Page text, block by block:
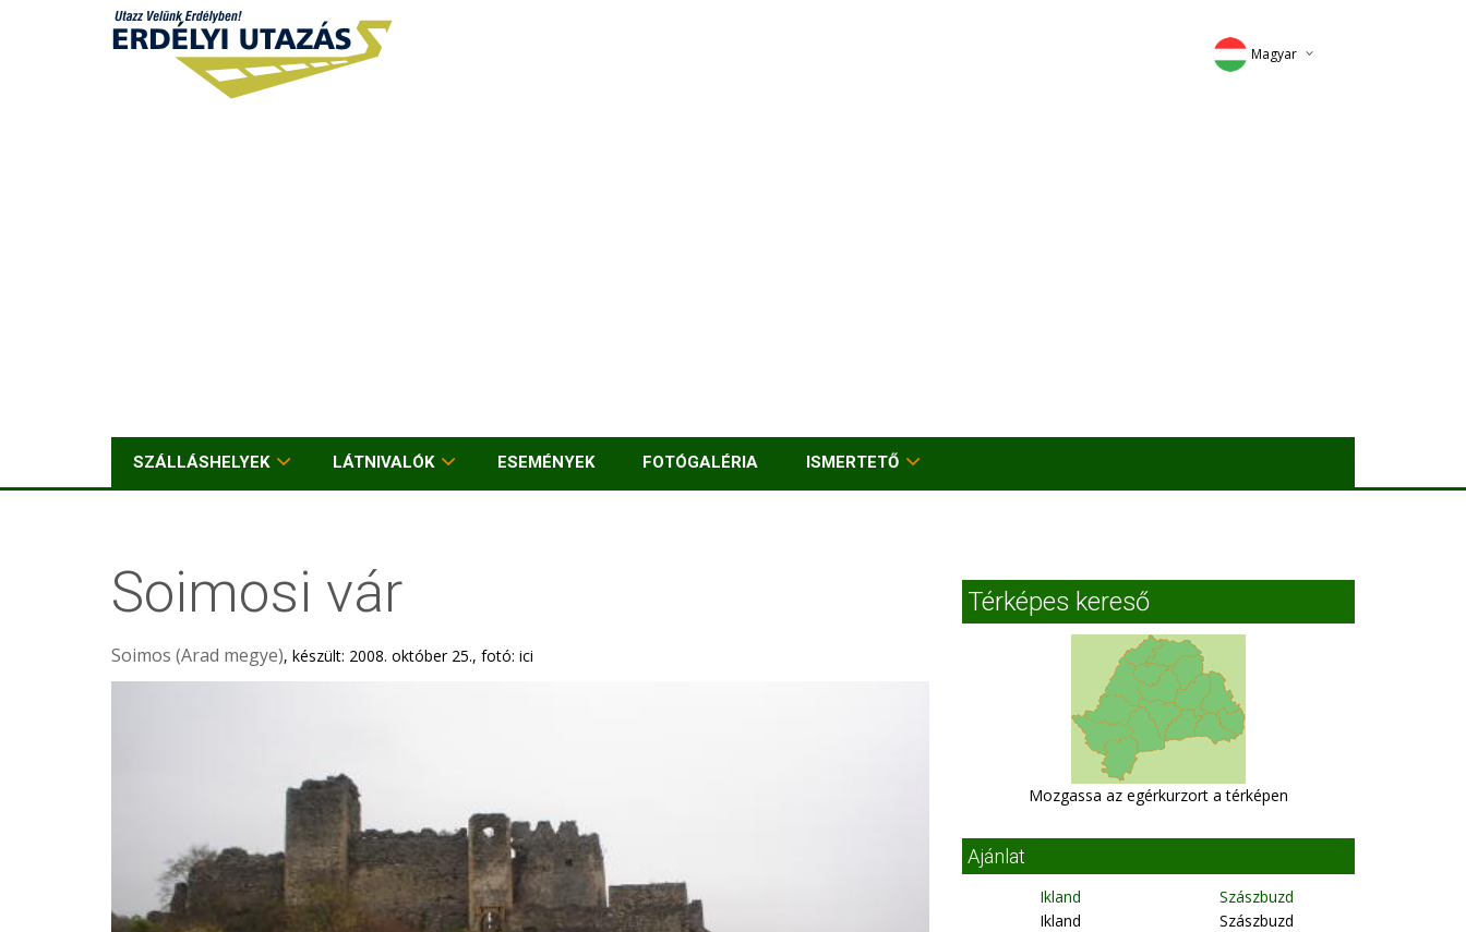
Magyar
SZÁLLÁSHELYEK LÁTNIVALÓK ESEMÉNYEK FOTÓGALÉRIA ISMERTETŐ
Soimosi vár
Soimos (Arad megye), készült: 2008. október 25., fotó: ici
Térképes kereső
Mozgassa az egérkurzort a térképen
Ajánlat
Ikland
Ikland
Szászbuzd
Szászbuzd